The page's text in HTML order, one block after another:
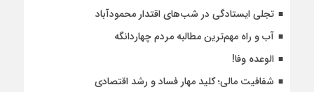
تجلی ایستادگی در شب‌های اقتدار محمودآباد
آب و راه مهم‌ترین مطالبه مردم چهاردانگه
الوعده وفا!
شفافیت مالی؛ کلید مهار فساد و رشد اقتصادی